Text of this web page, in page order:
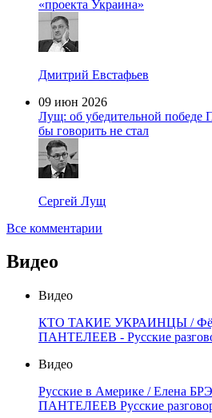
«проекта Украина»
Дмитрий Евстафьев
09 июн 2026
Лущ: об убедительной победе
бы говорить не стал
Сергей Лущ
Все комментарии
Видео
Видео
КТО ТАКИЕ УКРАИНЦЫ /
ПАНТЕЛЕЕВ - Русские
Видео
Русские в Америке / Елена
ПАНТЕЛЕЕВ Русские